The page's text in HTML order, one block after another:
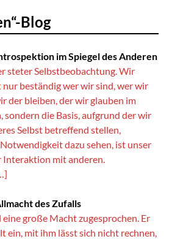
Blog
im Spiegel des Anderen
steter Selbstbeobachtung. Wir
nur beständig wer wir sind, wer wir
der bleiben, der wir glauben im
sondern die Basis, aufgrund der wir
Selbst betreffend stellen,
dazu sehen, ist unser
mit anderen.
des Zufalls
große Macht zugesprochen. Er
mit ihm lässt sich nicht rechnen,